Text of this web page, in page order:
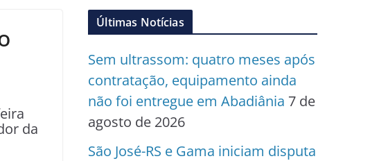
da
Últimas Notícias
Sem ultrassom: quatro meses após
contratação, equipamento ainda
não foi entregue em Abadiânia 7 de
agosto de 2026
São José-RS e Gama iniciam disputa